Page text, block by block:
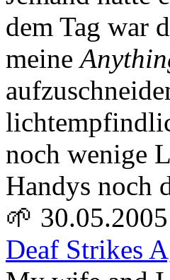
dem Tag war
meine
noch wenige
Handys noch
🌱 30.05.2005
Deaf Strikes